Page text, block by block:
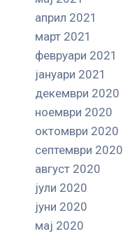
април 2021
март 2021
февруари 2021
јануари 2021
декември 2020
ноември 2020
октомври 2020
септември 2020
август 2020
јули 2020
јуни 2020
мај 2020